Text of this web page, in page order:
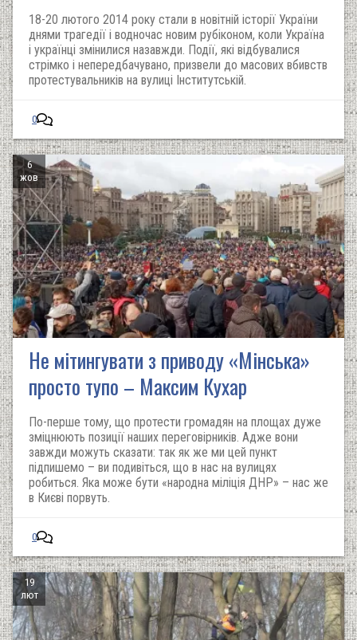
18-20 лютого 2014 року стали в новітній історії України
днями трагедії і водночас новим рубіконом, коли Україна
і українці змінилися назавжди. Події, які відбувалися
стрімко і непередбачувано, призвели до масових вбивств
протестувальників на вулиці Інститутській.
0
6
жов
Не мітингувати з приводу «Мінська»
просто тупо – Максим Кухар
По-перше тому, що протести громадян на площах дуже
зміцнюють позиції наших переговірників. Адже вони
завжди можуть сказати: так як же ми цей пункт
підпишемо – ви подивіться, що в нас на вулицях
робиться. Яка може бути «народна міліція ДНР» – нас же
в Києві порвуть.
0
19
лют